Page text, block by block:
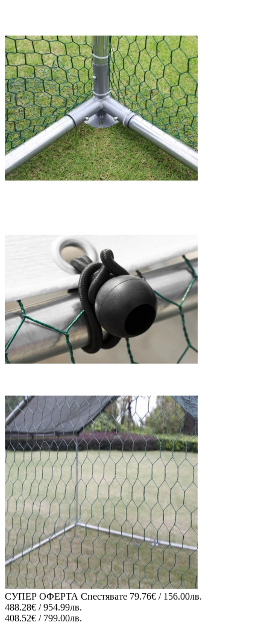
СУПЕР ОФЕРТА Спестявате 79.76€ / 156.00лв.
488.28€ / 954.99лв.
408.52€ / 799.00лв.